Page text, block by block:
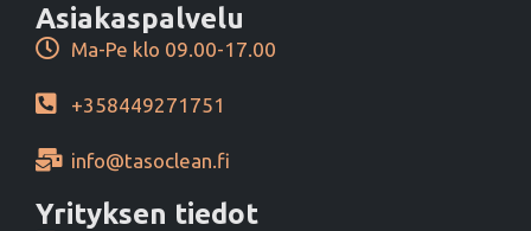
Asiakaspalvelu
Ma-Pe klo 09.00-17.00
+358449271751
info@tasoclean.fi
Yrityksen tiedot